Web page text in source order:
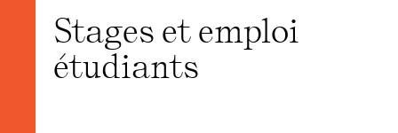
Stages et emploi
étudiants